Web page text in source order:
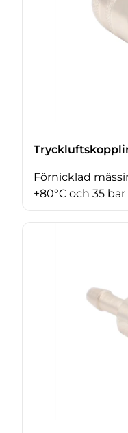
Förnicklad
+80°C och 35 bar